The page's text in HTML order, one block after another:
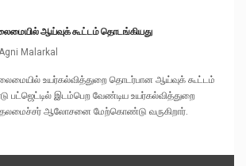
ஆய்வுக் கூட்டம் தொடங்கியது
Agni Malarkal
உயர்கல்வித்துறை தொடர்பான ஆய்வுக் கூட்டம்
பட்ஜெட்டில் இடம்பெற வேண்டிய உயர்கல்வித்துறை
ஆலோசனை மேற்கொண்டு வருகிறார்.